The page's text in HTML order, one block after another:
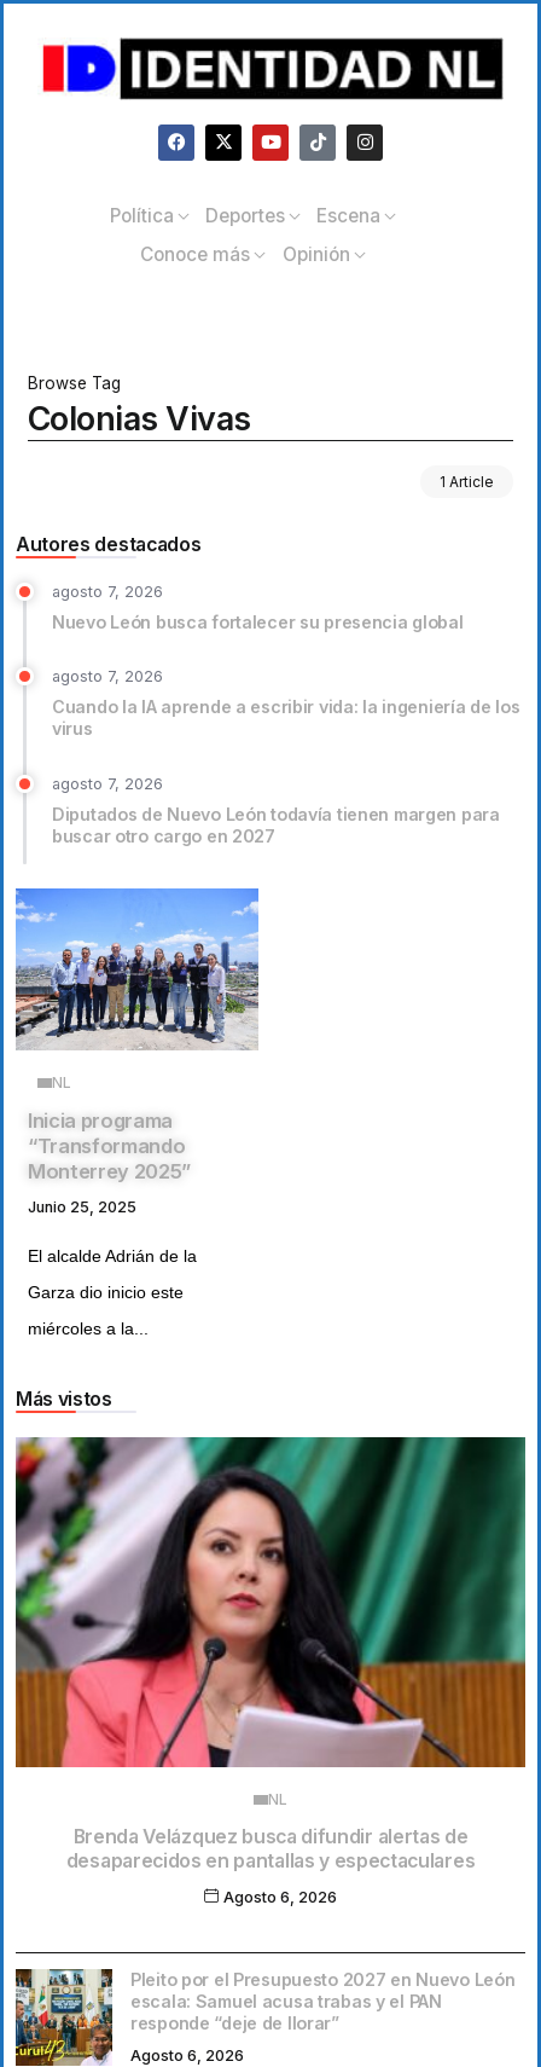
Política Deportes
Escena
Conoce más
Opinión
Browse Tag
Colonias Vivas
1 Article
Autores destacados
agosto 7, 2026
Nuevo León busca fortalecer su presencia global
agosto 7, 2026
Cuando la IA aprende a escribir vida: la ingeniería de los
virus
agosto 7, 2026
Diputados de Nuevo León todavía tienen margen para
buscar otro cargo en 2027
NL
Inicia programa
“Transformando
Monterrey 2025”
Junio 25, 2025
El alcalde Adrián de la
Garza dio inicio este
miércoles a la...
Más vistos
NL
Brenda Velázquez busca difundir alertas de
desaparecidos en pantallas y espectaculares
Agosto 6, 2026
Pleito por el Presupuesto 2027 en Nuevo León
escala: Samuel acusa trabas y el PAN
responde “deje de llorar”
Agosto 6, 2026